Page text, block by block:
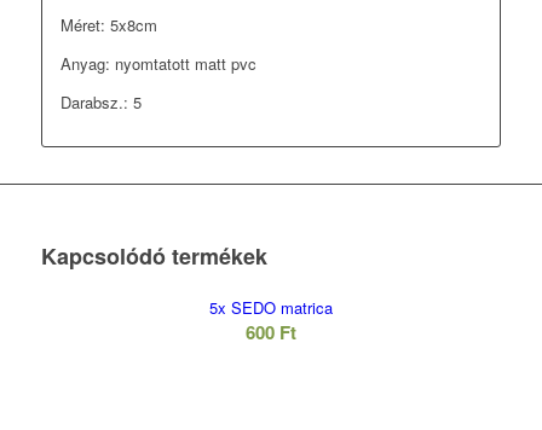
Méret: 5x8cm
Anyag: nyomtatott matt pvc
Darabsz.: 5
Kapcsolódó termékek
5x SEDO matrica
600 Ft